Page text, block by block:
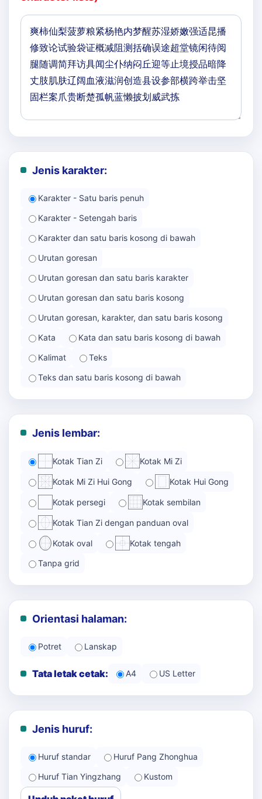
Jenis karakter:
Karakter - Satu baris penuh
Karakter - Setengah baris
Karakter dan satu baris kosong di bawah
Urutan goresan
Urutan goresan dan satu baris karakter
Urutan goresan dan satu baris kosong
Urutan goresan, karakter, dan satu baris kosong
Kata
Kata dan satu baris kosong di bawah
Kalimat
Teks
Teks dan satu baris kosong di bawah
Jenis lembar:
Kotak Tian Zi Kotak Mi Zi
Kotak Mi Zi Hui Gong Kotak Hui Gong
Kotak persegi Kotak sembilan
Kotak Tian Zi dengan panduan oval
Kotak oval Kotak tengah
Tanpa grid
Orientasi halaman:
Potret Lanskap
Tata letak cetak: A4 US Letter
Jenis huruf:
Huruf standar
Huruf Pang Zhonghua
Huruf Tian Yingzhang
Kustom